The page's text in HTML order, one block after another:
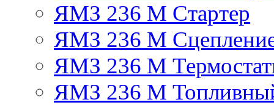
ЯМЗ 236 М Стартер
ЯМЗ 236 М
ЯМЗ 236 М
ЯМЗ 236 М